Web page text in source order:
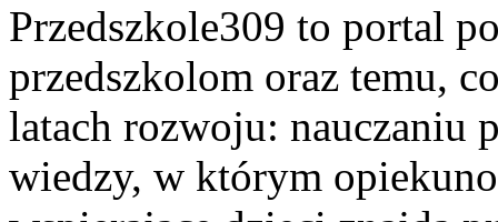
Przedszkole309 to portal
przedszkolom oraz temu,
latach rozwoju: nauczaniu
wiedzy, w którym